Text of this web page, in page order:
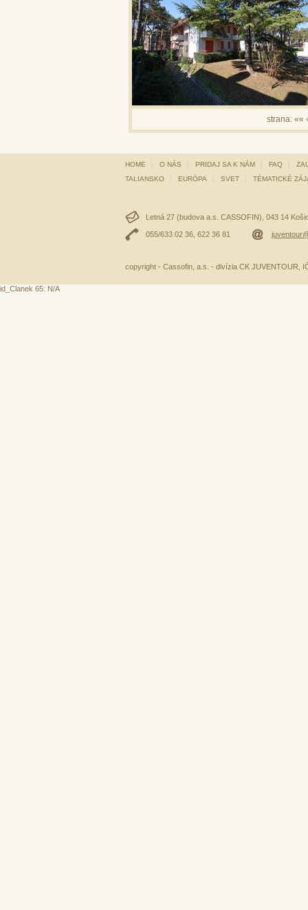
strana: ««
HOME O NÁS PRIDAJ SA K NÁM FAQ
TALIANSKO
EURÓPA SVET TÉMATICKÉ
Letná 27 (budova a.s. CASSOFIN), 043 14
055/633 02 36, 622 36 81
copyright - Cassofin, a.s. - divízia CK JUVENTOUR,
id_Clanek 65: N/A